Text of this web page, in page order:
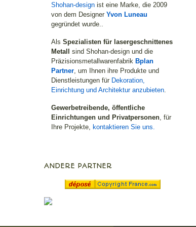
Shohan-designist eine Marke, die 2009
von dem Designer Yvon Luneau
gegründet wurde..
Als Spezialisten für lasergeschnittenes
Metall sind Shohan-design und die
Präzisionsmetallwarenfabrik Bplan
Partner, um Ihnen ihre Produkte und
Dienstleistungen für Dekoration,
Einrichtung und Architektur anzubieten.
Gewerbetreibende, öffentliche
Einrichtungen und Privatpersonen, für
Ihre Projekte, kontaktieren Sie uns.
ANDERE PARTNER